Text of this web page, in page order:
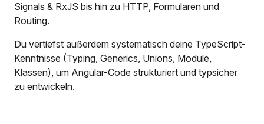
Signals & RxJS bis hin zu HTTP, Formularen und
Routing.
Du vertiefst außerdem systematisch deine TypeScript-
Kenntnisse (Typing, Generics, Unions, Module,
Klassen), um Angular-Code strukturiert und typsicher
zu entwickeln.